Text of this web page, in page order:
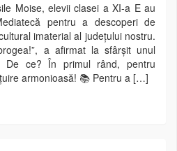
Moise, elevii clasei a XI-a E au
pentru a descoperi de
imaterial al județului nostru.
a afirmat la sfârșit unul
De ce? În primul rând, pentru
armonioasă! 📚 Pentru a […]